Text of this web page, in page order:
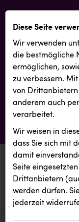
aktuelle
aktuelle
Diese Seite
Wir verwenden
die best­mögliche
ermöglichen,
zu verbessern.
von Drittanbietern
anderem auch
verarbeitet.
Wir weisen in
dass Sie sich mit
damit
Seite
Drittanbietern
werden dürfen.
jederzeit